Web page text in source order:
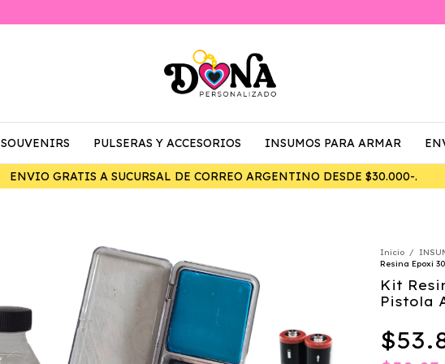
7% DE DESCUENTO ABONANDO POR TRANSFERENCIA
SOUVENIRS PULSERAS Y ACCESORIOS INSUMOS PARA ARMAR
Inicio /
Resina Epoxi
Kit
Pistola